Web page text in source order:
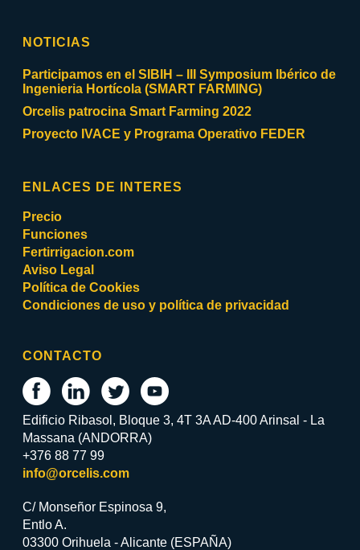
NOTICIAS
Participamos en el SIBIH – III Symposium Ibérico de
Ingenieria Hortícola (SMART FARMING)
Orcelis patrocina Smart Farming 2022
Proyecto IVACE y Programa Operativo FEDER
ENLACES DE INTERES
Precio
Funciones
Fertirrigacion.com
Aviso Legal
Política de Cookies
Condiciones de uso y política de privacidad
CONTACTO
Edificio Ribasol, Bloque 3, 4T 3A AD-400 Arinsal - La
Massana (ANDORRA)
+376 88 77 99
info@orcelis.com
C/ Monseñor Espinosa 9,
Entlo A.
03300 Orihuela - Alicante (ESPAÑA)